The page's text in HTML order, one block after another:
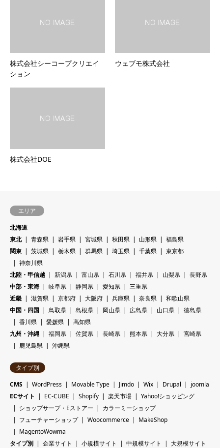
株式会社シーコープクリエイ
ション
ウェブモ株式会社
株式会社DOE
エリア
北海道
東北
青森県 岩手県 宮城県 秋田県 山形県
福島県
関東
茨城県 栃木県 群馬県 埼玉県 千葉県
東京都
神奈川県
北陸・甲信越
新潟県 富山県 石川県 福井県 山梨県
長野県
中部・東海
岐阜県 静岡県 愛知県
三重県
近畿
滋賀県 京都府 大阪府 兵庫県 奈良県
和歌山県
中国・四国
鳥取県 島根県 岡山県 広島県 山口県
徳島県
香川県
愛媛県
高知県
九州・沖縄
福岡県 佐賀県 長崎県 熊本県 大分県
宮崎県
鹿児島県
沖縄県
タイプ別
CMS
WordPress Movable Type Jimdo Wix Drupal
joomla
ECサイト
EC-CUBE Shopify 楽天市場
Yahoo!ショッピング
ショップサーブ・Eストアー
カラーミーショップ
フューチャーショップ
Woocommerce
MakeShop
MagentoWowma
タイプ別
企業サイト 小規模サイト 中規模サイト 大規模サイト